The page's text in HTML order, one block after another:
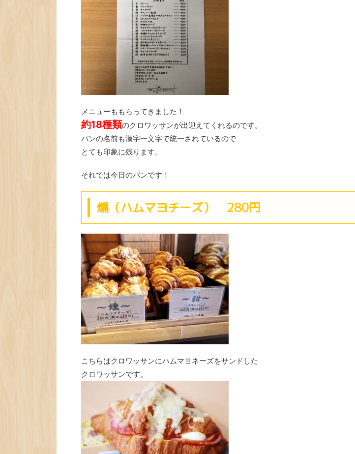
メニューももらってきました！
約18種類のクロワッサンが出迎えてくれるのです。
パンの名前も漢字一文字で統一されているので
とても印象に残ります。
それでは今日のパンです！
燻（ハムマヨチーズ） 280円
こちらはクロワッサンにハムマヨネーズをサンドした
クロワッサンです。